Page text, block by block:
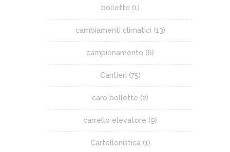
bollette (1)
cambiamenti climatici (13)
campionamento (6)
Cantieri (75)
caro bollette (2)
carrello elevatore (9)
Cartellonistica(1)